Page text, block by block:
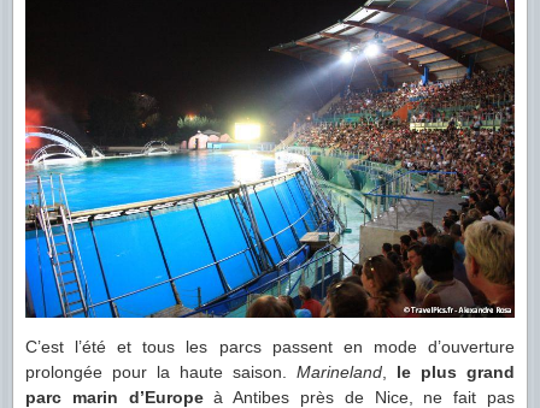
C’est l’été et tous les parcs passent en mode d’ouverture
prolongée pour la haute saison. Marineland
le plus grand
parc marin d’Europeà Antibes près de Nice, ne fait pas